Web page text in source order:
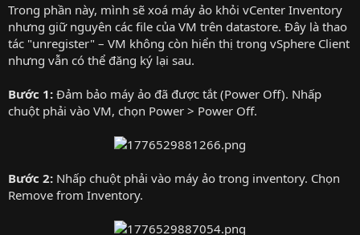
Trong phần này, mình sẽ xoá máy ảo khỏi vCenter Inventory
nhưng giữ nguyên các file của VM trên datastore. Đây là thao
tác "unregister" – VM không còn hiển thị trong vSphere Client
nhưng vẫn có thể đăng ký lại sau.
Bước 1: Đảm bảo máy ảo đã được tắt (Power Off). Nhấp
chuột phải vào VM, chọn Power > Power Off.
Bước 2: Nhấp chuột phải vào máy ảo trong inventory. Chọn
Remove from Inventory.